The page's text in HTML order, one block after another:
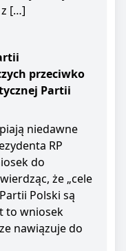
z […]
przeciwko
Partii
niedawne
RP
do
że „cele
Polski są
to wniosek
nawiązuje do